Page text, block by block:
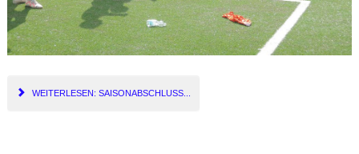
WEITERLESEN: SAISONABSCHLUSS...